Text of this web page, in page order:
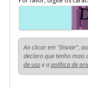
Ao clicar em "Enviar",
declaro que tenho mais
de usoe apolítica de